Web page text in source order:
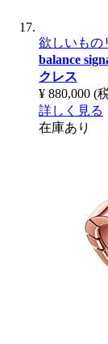
欲しいもの
balance
クレス
¥ 880,000 (
詳しく見る
在庫あり